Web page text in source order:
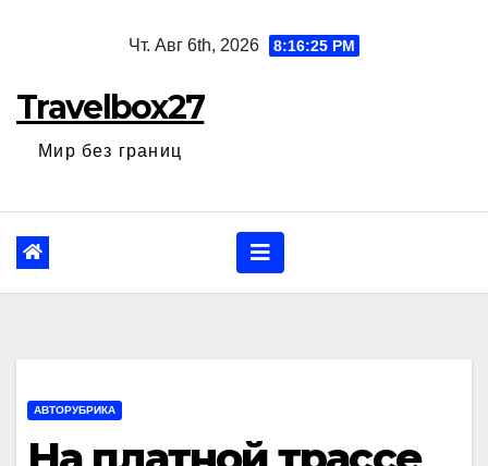
Чт. Авг 6th, 2026 8:16:27 PM
Travelbox27
Мир без границ
АВТОРУБРИКА